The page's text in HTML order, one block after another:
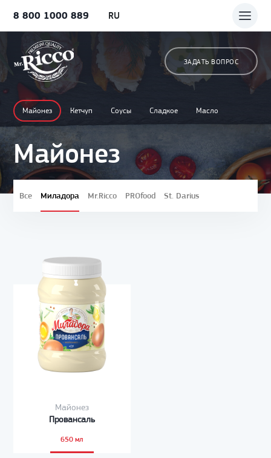
8 800 1000 889 RU
ЗАДАТЬ ВОПРОС
Майонез Кетчуп Соусы Сладкое Масло
Майонез
Все Миладора Mr.Ricco PROfood St. Darius
Майонез
Провансаль
650 мл